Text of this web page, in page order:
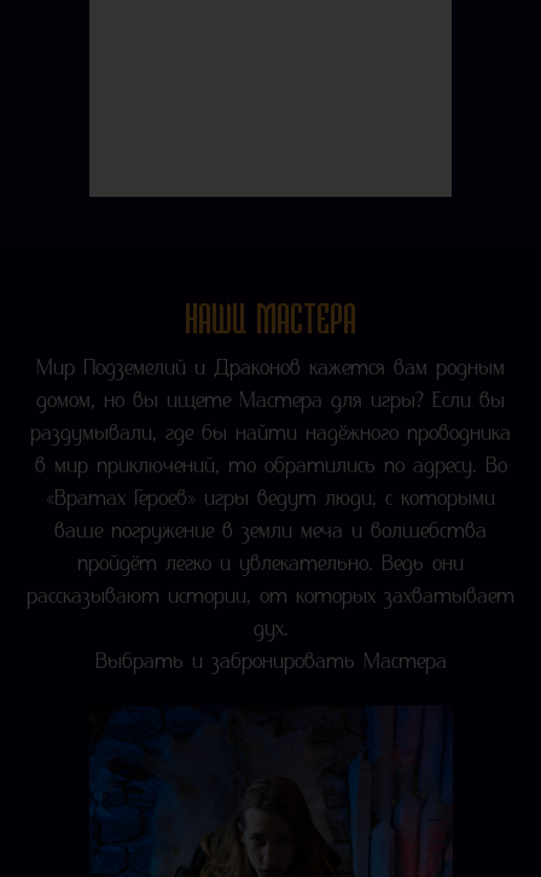
НАШИ МАСТЕРА
Мир Подземелий и Драконов кажется вам родным
домом, но вы ищете Мастера для игры? Если вы
раздумывали, где бы найти надёжного проводника
в мир приключений, то обратились по адресу. Во
«Вратах Героев» игры ведут люди, с которыми
ваше погружение в земли меча и волшебства
пройдёт легко и увлекательно. Ведь они
рассказывают истории, от которых захватывает
дух.
Выбрать и забронировать Мастера
Заряженные внутренней драмой истории этого Мастера